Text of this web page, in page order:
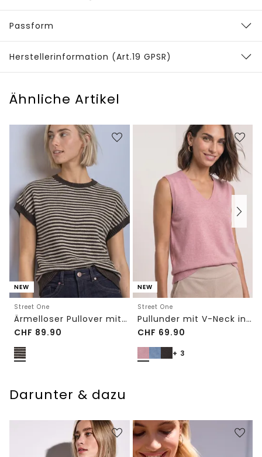
Passform
Herstellerinformation (Art.19 GPSR)
Ähnliche Artikel
NEW
Street One
Ärmelloser Pullover mit Rundhals
CHF 89.90
NEW
Street One
Pullunder mit V-Neck in Unifarbe
CHF 69.90
+ 3
Darunter & dazu